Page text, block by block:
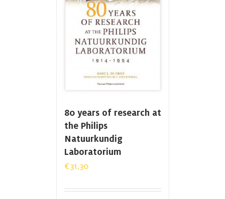
80 years of research at
the Philips
Natuurkundig
Laboratorium
€31,30